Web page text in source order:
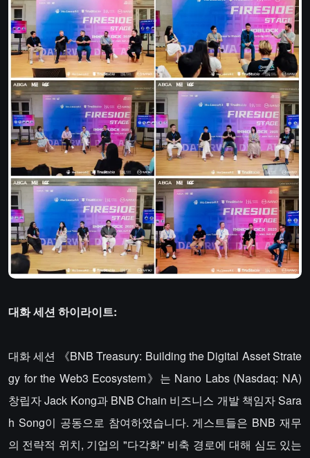
대화 세션 하이라이트:
대화 세션 《BNB Treasury: Building the Digital Asset Strate
gy for the Web3 Ecosystem》는 Nano Labs (Nasdaq: NA)
창립자 Jack Kong과 BNB Chain 비즈니스 개발 책임자 Sara
h Song이 공동으로 참여하였습니다. 게스트들은 BNB 재무
의 전략적 위치, 기업의 "다각화" 비축 경로에 대해 심도 있는